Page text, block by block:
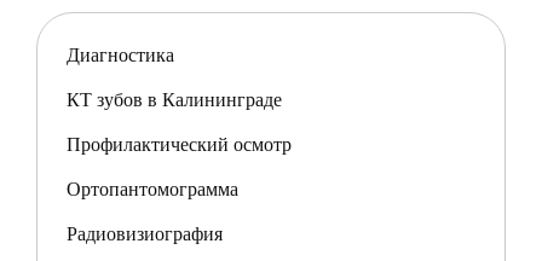
Диагностика
КТ зубов в Калининграде
Профилактический осмотр
Ортопантомограмма
Радиовизиография